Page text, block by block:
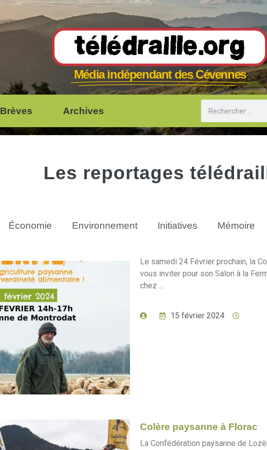
Télédraille.org
Média indépendant des Cévennes
Brèves Archives
Les reportages
Économie Environnement Initiatives Mémoire
Le samedi 24 Février prochain, la
vous inviter pour son Salon à la
chez ...
15 février 2024
Colère paysanne à Florac
La Confédération paysanne de